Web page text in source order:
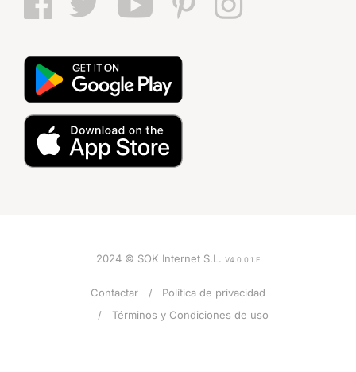
2024 © SOK Internet S.L. V4.0.0.1.E
Contactar
Política de privacidad
Términos y Condiciones de uso